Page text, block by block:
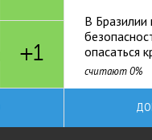
+1
В Бразилии
опасаться
считают 0%